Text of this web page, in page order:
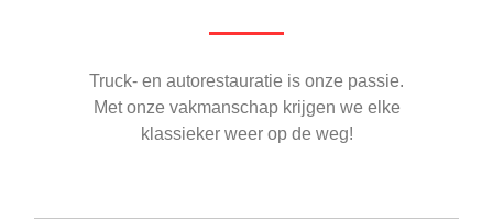
Truck- en autorestauratie is onze passie.
Met onze vakmanschap krijgen we elke
klassieker weer op de weg!